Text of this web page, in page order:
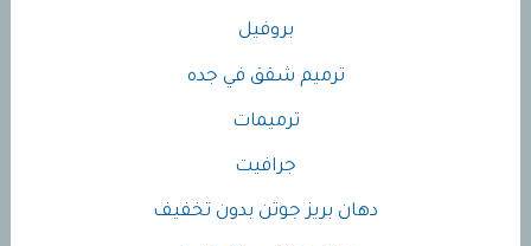
بروفيل
ترميم شقق في جده
ترميمات
جرافيت
دهان بريز جوتن بدون تخفيف